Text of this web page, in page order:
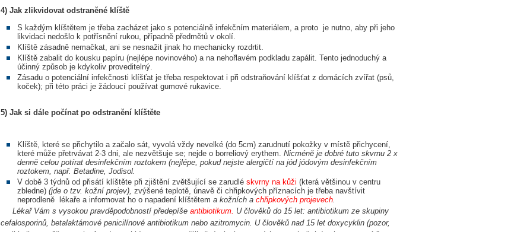
4) Jak zlikvidovat odstraněné klíště
S každým klíštětem je třeba zacházet jako s potenciálně infekčním materiálem, a proto je nutno, aby při jeho
likvidaci nedošlo k potřísnění rukou, případně předmětů v okolí.
Klíště zásadně nemačkat, ani se nesnažit jinak ho mechanicky rozdrtit.
Klíště zabalit do kousku papíru (nejlépe novinového) a na nehořlavém podkladu zapálit. Tento jednoduchý a
účinný způsob je kdykoliv proveditelný.
Zásadu o potenciální infekčnosti klíšťat je třeba respektovat i při odstraňování klíšťat z domácích zvířat (psů,
koček); při této práci je žádoucí používat gumové rukavice.
5) Jak si dále počínat po odstranění klíštěte
Klíště, které se přichytilo a začalo sát, vyvolá vždy nevelké (do 5cm) zarudnutí pokožky v místě přichycení,
které může přetrvávat 2-3 dni, ale nezvětšuje se; nejde o borreliový erythem. Nicméně je dobré tuto skvrnu 2 x
denně celou potírat desinfekčním roztokem (nejlépe, pokud nejste alergičtí na jód jódovým desinfekčním
roztokem, např. Betadine, Jodisol.
V době 3 týdnů od přisátí klíštěte při zjištění zvětšující se zarudlé skvrny na kůži (která většinou v centru
zbledne) (jde o tzv. kožní projev), zvýšené teplotě, únavě či chřipkových příznacích je třeba navštívit
neprodleně lékaře a informovat ho o napadení klíštětem a kožních a chřipkových projevech.
Lékař Vám s vysokou pravděpodobností předepíše antibiotikum. U člověků do 15 let: antibiotikum ze skupiny
cefalosporinů, betalaktámové penicilínové antibiotikum nebo azitromycin. U člověků nad 15 let doxycyklin (pozor,